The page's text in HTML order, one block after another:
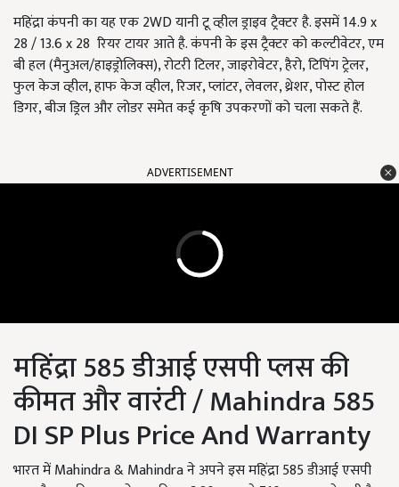
महिंद्रा कंपनी का यह एक 2WD यानी टू व्हील ड्राइव ट्रैक्टर है. इसमें 14.9 x
28 / 13.6 x 28 रियर टायर आते है. कंपनी के इस ट्रैक्टर को कल्टीवेटर, एम
बी हल (मैनुअल/हाइड्रोलिक्स), रोटरी टिलर, जाइरोवेटर, हैरो, टिपिंग ट्रेलर,
फुल केज व्हील, हाफ केज व्हील, रिजर, प्लांटर, लेवलर, थ्रेशर, पोस्ट होल
डिगर, बीज ड्रिल और लोडर समेत कई कृषि उपकरणों को चला सकते हैं.
ADVERTISEMENT
महिंद्रा 585 डीआई एसपी प्लस की
कीमत और वारंटी / Mahindra 585
DI SP Plus Price And Warranty
भारत में Mahindra & Mahindra ने अपने इस महिंद्रा 585 डीआई एसपी